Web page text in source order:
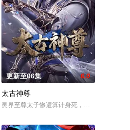
门）、辽国女粉丝耶律云（原型为
在封神大战之前的上古时代，成了一个炼气
更新至06集 6.0
太古神尊
灵界至尊太子惨遭算计身死，重生跌落凡尘